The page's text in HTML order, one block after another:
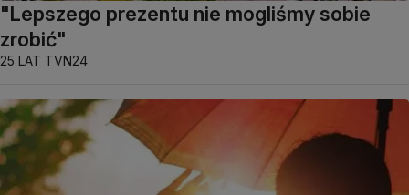
"Lepszego prezentu nie mogliśmy sobie
zrobić"
25 LAT TVN24